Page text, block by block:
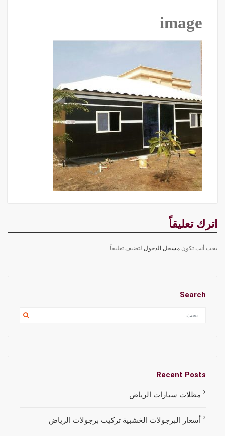
image
اترك تعليقاً
يجب أنت تكون مسجل الدخول لتضيف تعليقاً.
Search
Recent Posts
مظلات سيارات الرياض
أسعار البرجولات الخشبية تركيب برجولات الرياض